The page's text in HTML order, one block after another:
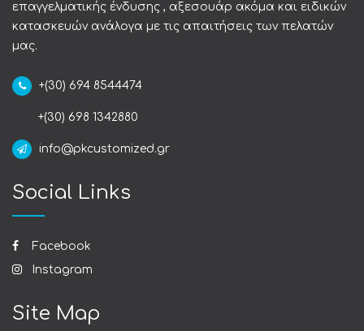
επαγγελματικής ένδυσης , αξεσουάρ ακόμα και ειδικών
κατασκευών ανάλογα με τις απαιτήσεις των πελατών
μας.
+(30) 694 8544474
+(30) 698 1342880
info@pkcustomized.gr
Social Links
Facebook
Instagram
Site Map